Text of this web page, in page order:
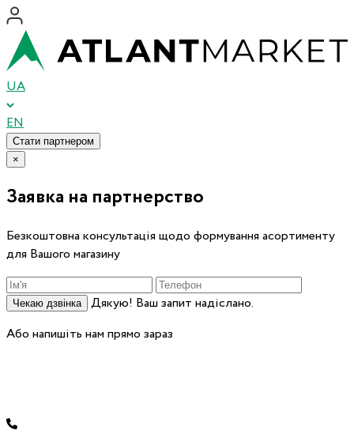
UA
EN
Стати партнером
×
Заявка на партнерство
Безкоштовна консультація щодо формування асортименту
для Вашого магазину
Чекаю дзвінка
Дякую! Ваш запит надіслано.
Або напишіть нам прямо зараз